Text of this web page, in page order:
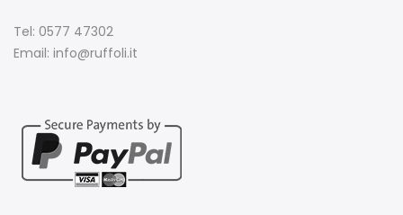
Tel: 0577 47302
Email: info@ruffoli.it